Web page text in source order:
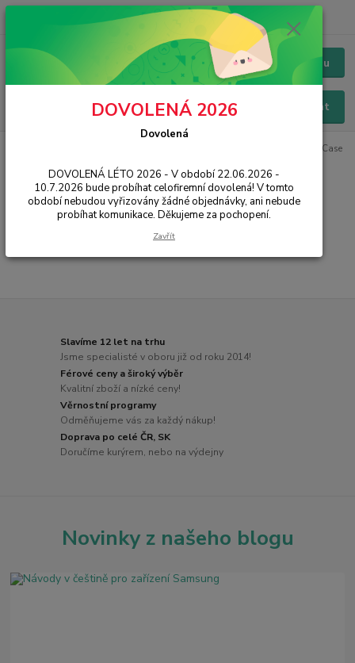
Menu
Hledat
Chat / Online podpora - 24/7
Design Case
Design Case FL
Slavíme 12 let na trhu
Jsme specialisté v oboru již od roku 2014!
Férové ceny a široký výběr
Kvalitní zboží a nízké ceny!
Věrnostní programy
Odměňujeme vás za každý nákup!
Doprava po celé ČR, SK
Doručíme kurýrem, nebo na výdejny
Novinky z našeho blogu
DOVOLENÁ 2026
Dovolená
DOVOLENÁ LÉTO 2026 - V období 22.06.2026 -
10.7.2026 bude probíhat celofiremní dovolená! V tomto
období nebudou vyřizovány žádné objednávky, ani nebude
probíhat komunikace. Děkujeme za pochopení.
Zavřít